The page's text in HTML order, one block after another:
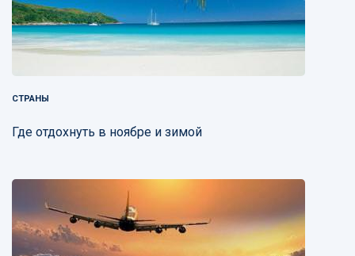
СТРАНЫ
Где отдохнуть в ноябре и зимой